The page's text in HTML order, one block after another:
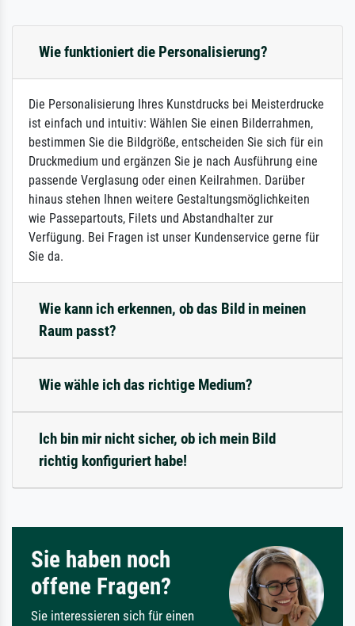
Wie funktioniert die Personalisierung?
Die Personalisierung Ihres Kunstdrucks bei Meisterdrucke
ist einfach und intuitiv: Wählen Sie einen Bilderrahmen,
bestimmen Sie die Bildgröße, entscheiden Sie sich für ein
Druckmedium und ergänzen Sie je nach Ausführung eine
passende Verglasung oder einen Keilrahmen. Darüber
hinaus stehen Ihnen weitere Gestaltungsmöglichkeiten
wie Passepartouts, Filets und Abstandhalter zur
Verfügung. Bei Fragen ist unser Kundenservice gerne für
Sie da.
Wie kann ich erkennen, ob das Bild in meinen
Raum passt?
Wie wähle ich das richtige Medium?
Ich bin mir nicht sicher, ob ich mein Bild
richtig konfiguriert habe!
Sie haben noch
offene Fragen?
Sie interessieren sich für einen